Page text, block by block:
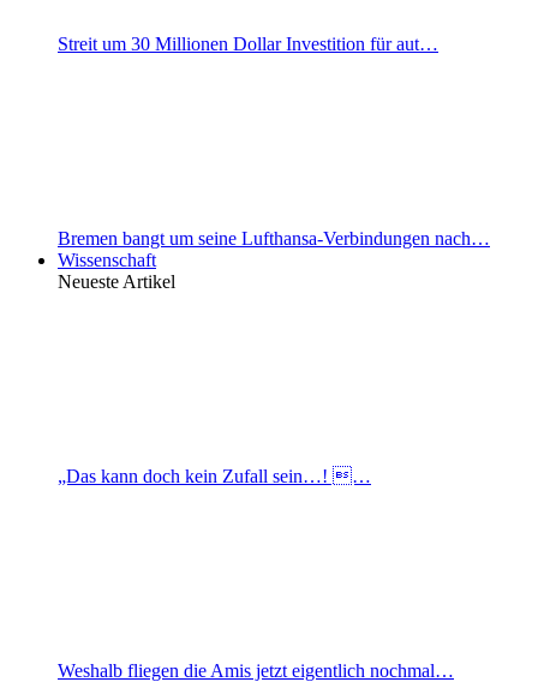
Streit um 30 Millionen Dollar Investition für aut…
Bremen bangt um seine Lufthansa-Verbindungen nach…
Wissenschaft
Neueste Artikel
„Das kann doch kein Zufall sein…! …
Weshalb fliegen die Amis jetzt eigentlich nochmal…